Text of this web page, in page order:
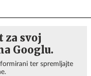
za svoj
Googlu.
ter spremljajte